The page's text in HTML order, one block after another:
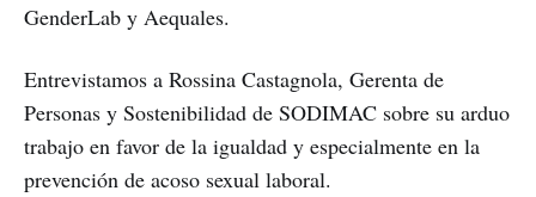
GenderLab y Aequales.
Entrevistamos a Rossina Castagnola, Gerenta de
Personas y Sostenibilidad de SODIMAC sobre su arduo
trabajo en favor de la igualdad y especialmente en la
prevención de acoso sexual laboral.